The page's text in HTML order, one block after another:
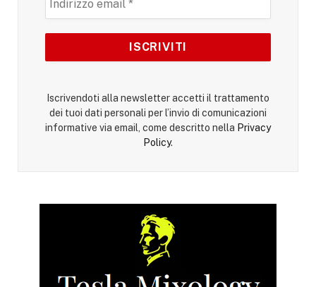
Iscrivendoti alla newsletter accetti il trattamento
dei tuoi dati personali per l’invio di comunicazioni
informative via email, come descritto nella Privacy
Policy.